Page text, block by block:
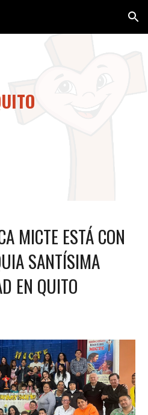
Skip to navigation
MICTE ESTÁ CON
SANTÍSIMA
EN QUITO